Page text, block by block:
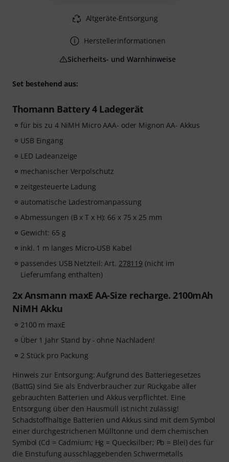
Set bestehend aus:
Thomann Battery 4 Ladegerät
für bis zu 4 NiMH Micro AAA- oder Mignon AA- Akkus
USB Eingang
LED Ladeanzeige
mechanischer Verpolschutz
zeitgesteuerte Ladung
automatische Ladestromanpassung
Abmessungen (B x T x H): 66 x 75 x 25 mm
Gewicht: 65 g
inkl. 1 m langes Micro-USB Kabel
passendes USB Netzteil: Art. 278119 (nicht im
Lieferumfang enthalten)
2x Ansmann maxE AA-Size recharge. 2100mAh
NiMH Akku
2100 m maxE
Über 1 Jahr Stand by - ohne Nachladen!
2 Stück pro Packung
Hinweis zur Entsorgung: Aufgrund des Batteriegesetzes
(BattG) sind Sie als Endverbraucher zur Rückgabe aller
gebrauchten Batterien und Akkus verpflichtet. Eine
Entsorgung über den Hausmüll ist nicht zulässig!
Schadstoffhaltige Batterien und Akkus sind mit dem Symbol
einer durchgestrichenen Mülltonne und dem chemischen
Symbol (Cd = Cadmium; Hg = Quecksilber; Pb = Blei) des für
die Einstufung ausschlaggebenden Schwermetalls
Altgeräte-Entsorgung
Herstellerinformationen
Sicherheits- und Warnhinweise